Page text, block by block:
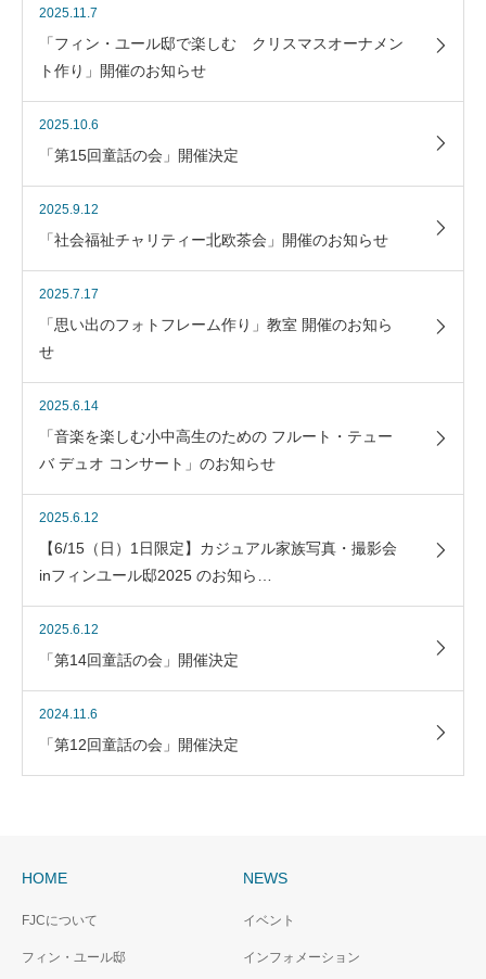
2025.11.7
「フィン・ユール邸で楽しむ クリスマスオーナメン
ト作り」開催のお知らせ
2025.10.6
「第15回童話の会」開催決定
2025.9.12
「社会福祉チャリティー北欧茶会」開催のお知らせ
2025.7.17
「思い出のフォトフレーム作り」教室 開催のお知ら
せ
2025.6.14
「音楽を楽しむ小中高生のための フルート・テュー
バ デュオ コンサート」のお知らせ
2025.6.12
【6/15（日）1日限定】カジュアル家族写真・撮影会
inフィンユール邸2025 のお知ら…
2025.6.12
「第14回童話の会」開催決定
2024.11.6
「第12回童話の会」開催決定
HOME
FJCについて
フィン・ユール邸
NEWS
イベント
インフォメーション